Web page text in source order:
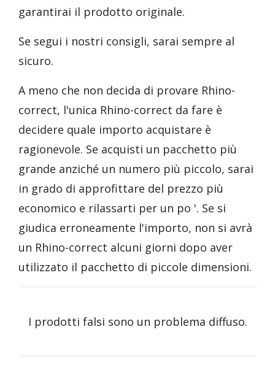
garantirai il prodotto originale.
Se segui i nostri consigli, sarai sempre al
sicuro.
A meno che non decida di provare Rhino-
correct, l'unica Rhino-correct da fare è
decidere quale importo acquistare è
ragionevole. Se acquisti un pacchetto più
grande anziché un numero più piccolo, sarai
in grado di approfittare del prezzo più
economico e rilassarti per un po '. Se si
giudica erroneamente l'importo, non si avrà
un Rhino-correct alcuni giorni dopo aver
utilizzato il pacchetto di piccole dimensioni.
I prodotti falsi sono un problema diffuso.